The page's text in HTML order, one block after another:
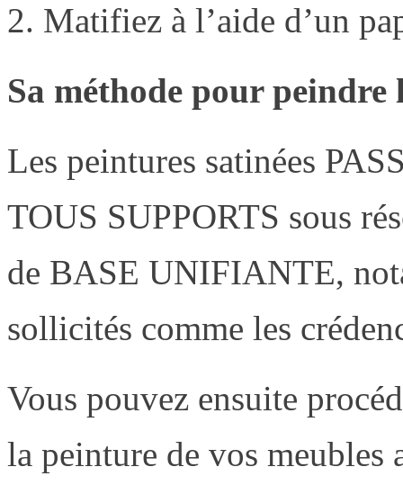
2. Matifiez à l’aide d’un
Sa méthode pour peindre
Les peintures satinées
TOUS SUPPORTS sous
de BASE UNIFIANTE,
sollicités comme les
Vous pouvez ensuite
la peinture de vos